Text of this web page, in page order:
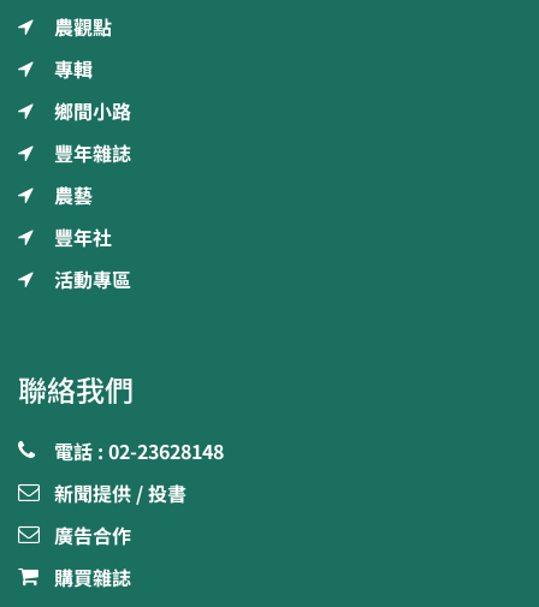
農觀點
專輯
鄉間小路
豐年雜誌
農藝
豐年社
活動專區
聯絡我們
電話 : 02-23628148
新聞提供 / 投書
廣告合作
購買雜誌